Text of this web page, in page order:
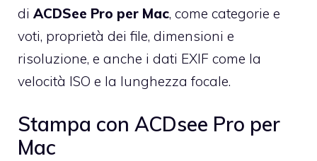
di ACDSee Pro per Mac, come categorie e
voti, proprietà dei file, dimensioni e
risoluzione, e anche i dati EXIF come la
velocità ISO e la lunghezza focale.
Stampa con ACDsee Pro per
Mac